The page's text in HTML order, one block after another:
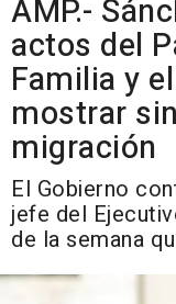
AMP.-
actos del
Familia y
mostrar
migración
El Gobierno
jefe del
de la semana